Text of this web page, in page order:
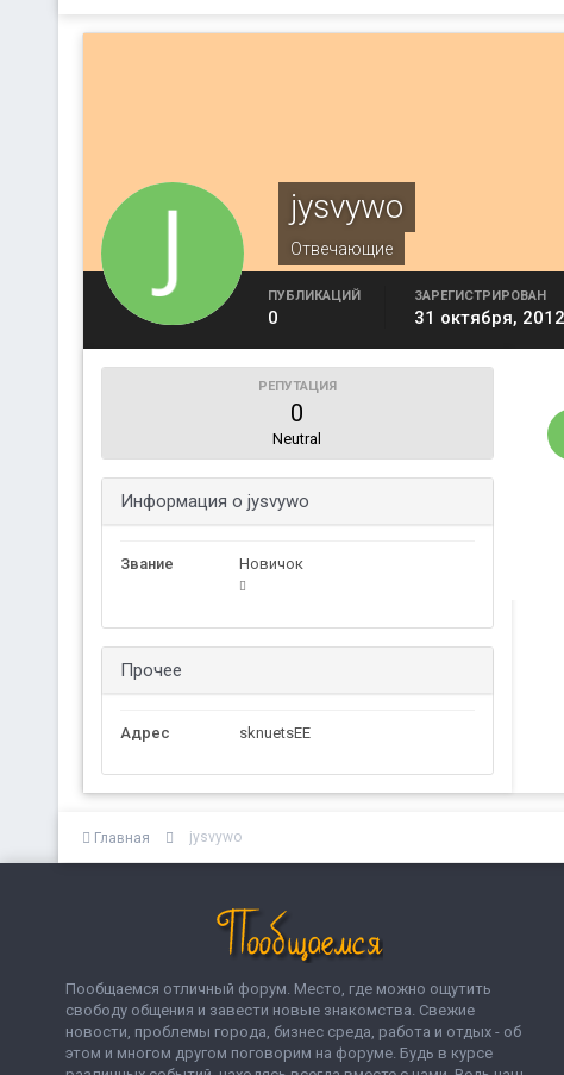
jysvywo
Отвечающие
ПУБЛИКАЦИЙ
0
ЗАРЕГИСТРИРОВАН
31 октября, 2012
РЕПУТАЦИЯ
0
Neutral
Информация о jysvywo
Звание Новичок
Прочее
Адрес sknuetsEE
Главная jysvywo
Пообщаемся отличный форум. Место, где можно ощутить
свободу общения и завести новые знакомства. Свежие
новости, проблемы города, бизнес среда, работа и отдых - об
этом и многом другом поговорим на форуме. Будь в курсе